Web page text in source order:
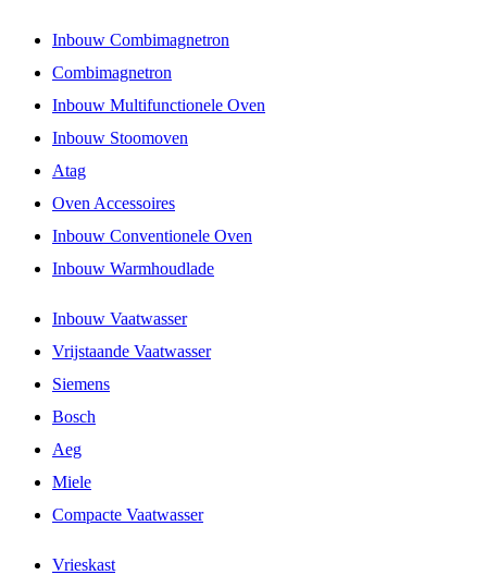
Inbouw Combimagnetron
Combimagnetron
Inbouw Multifunctionele Oven
Inbouw Stoomoven
Atag
Oven Accessoires
Inbouw Conventionele Oven
Inbouw Warmhoudlade
Inbouw Vaatwasser
Vrijstaande Vaatwasser
Siemens
Bosch
Aeg
Miele
Compacte Vaatwasser
Vrieskast